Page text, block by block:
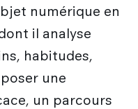
numérique en
il analyse
habitudes,
une
un parcours